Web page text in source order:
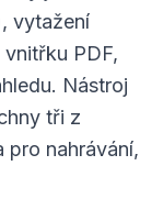
vytažení
PDF,
Nástroj
tři z
nahrávání,